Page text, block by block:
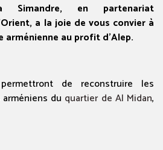
Simandre, en partenariat
a la joie de vous convier à
arménienne au profit d’Alep.
de reconstruire les
du quartier de Al Midan,